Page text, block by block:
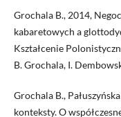
Grochala B., 2014,
kabaretowych a
Kształcenie
B. Grochala, I.
Grochala B.,
konteksty. O